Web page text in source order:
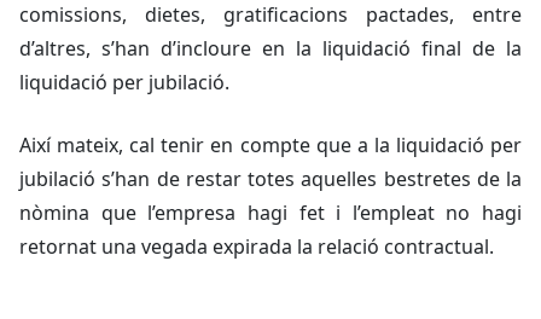
comissions, dietes, gratificacions pactades, entre
d’altres, s’han d’incloure en la liquidació final de la
liquidació per jubilació.
Així mateix, cal tenir en compte que a la liquidació per
jubilació s’han de restar totes aquelles bestretes de la
nòmina que l’empresa hagi fet i l’empleat no hagi
retornat una vegada expirada la relació contractual.